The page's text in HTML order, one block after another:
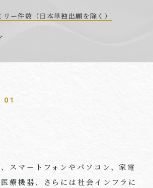
リー件数（日本単独出願を除く）
01
スマートフォンやパソコン、家電
療機器、さらには社会インフラに